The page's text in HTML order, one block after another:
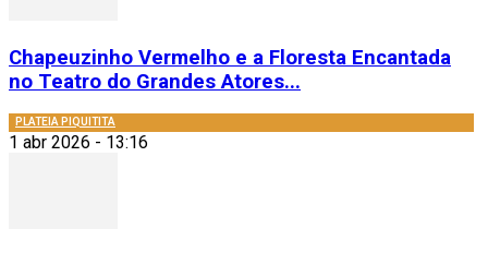
Chapeuzinho Vermelho e a Floresta Encantada
no Teatro do Grandes Atores...
PLATEIA PIQUITITA
1 abr 2026 - 13:16